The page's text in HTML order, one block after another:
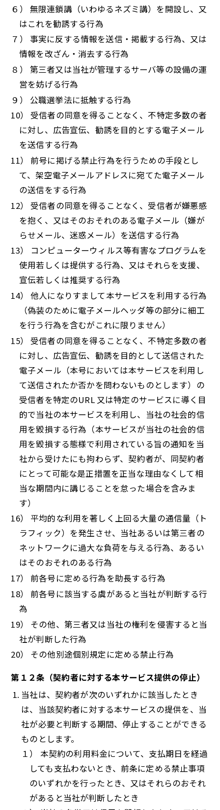
６） 無限連鎖講（いわゆるネズミ講）を開設し、又
はこれを勧誘する行為
７） 事実に反する情報を送信・掲載する行為、又は
情報を改ざん・消去する行為
８） 第三者又は当社が管理するサーバ等の設備の運
営を妨げる行為
９） 公職選挙法に抵触する行為
10） 受信者の同意を得ることなく、不特定多数の者
に対し、広告宣伝、勧誘を目的とする電子メール
を送信する行為
11） 前号に掲げる禁止行為を行うための手段とし
て、架空電子メールアドレスに宛てた電子メール
の送信をする行為
12） 受信者の同意を得ることなく、受信者が嫌悪感
を抱く、又はそのおそれのある電子メール（嫌が
らせメール、迷惑メール）を送信する行為
13） コンピューターウィルス等有害なプログラムを
使用若しくは提供する行為、又はそれらを支援、
宣伝若しくは推奨する行為
14） 他人になりすまして本サービスを利用する行為
（偽装のために電子メールヘッダ等の部分に細工
を行う行為を含むがこれに限りません）
15） 受信者の同意を得ることなく、不特定多数の者
に対し、広告宣伝、勧誘を目的として送信された
電子メール（本号においては本サービスを利用し
て送信されたか否かを問わないものとします）の
受信者を特定のURL 又は特定のサービスに導く目
的で当社の本サービスを利用し、当社の社会的信
用を毀損する行為（本サービスが当社の社会的信
用を毀損する態様で利用されている旨の通知を当
社から受けたにも拘わらず、契約者が、同契約者
にとって可能な是正措置を正当な理由なくして相
当な期間内に講じることを怠った場合を含みま
す）
16） 平均的な利用を著しく上回る大量の通信量（ト
ラフィック）を発生させ、当社あるいは第三者の
ネットワークに過大な負荷を与える行為、あるい
はそのおそれのある行為
17） 前各号に定める行為を助長する行為
18） 前各号に該当する虞があると当社が判断する行
為
19） その他、第三者又は当社の権利を侵害すると当
社が判断した行為
20） その他別途個別規定に定める禁止行為
第１２条（契約者に対する本サービス提供の停止）
当社は、契約者が次のいずれかに該当したとき
は、当該契約者に対する本サービスの提供を、当
社が必要と判断する期間、停止することができる
ものとします。
１） 本契約の利用料金について、支払期日を経過
しても支払わないとき、前条に定める禁止事項
のいずれかを行ったとき、又はそれらのおそれ
があると当社が判断したとき